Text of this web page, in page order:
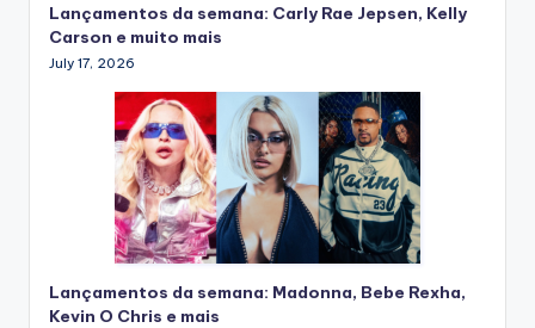
Lançamentos da semana: Carly Rae Jepsen, Kelly
Carson e muito mais
July 17, 2026
Lançamentos da semana: Madonna, Bebe Rexha,
Kevin O Chris e mais